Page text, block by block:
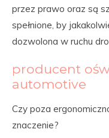
przez prawo oraz są
spełnione, by
dozwolona w ruchu
producent
automotive
Czy poza
znaczenie?